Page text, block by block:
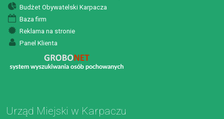
Budżet Obywatelski Karpacza
Baza firm
Reklama na stronie
Panel Klienta
Urząd Miejski w Karpaczu